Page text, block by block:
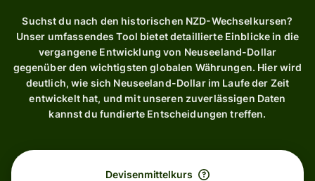
Suchst du nach den historischen NZD-Wechselkursen?
Unser umfassendes Tool bietet detaillierte Einblicke in die
vergangene Entwicklung von Neuseeland-Dollar
gegenüber den wichtigsten globalen Währungen. Hier wird
deutlich, wie sich Neuseeland-Dollar im Laufe der Zeit
entwickelt hat, und mit unseren zuverlässigen Daten
kannst du fundierte Entscheidungen treffen.
Devisenmittelkurs